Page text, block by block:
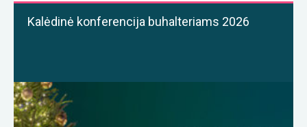
Kalėdinė konferencija buhalteriams 2026